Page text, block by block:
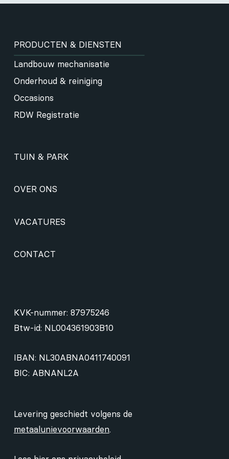
PRODUCTEN & DIENSTEN
Landbouw mechanisatie
Onderhoud & reiniging
Occasions
RDW Registratie
TUIN & PARK
OVER ONS
VACATURES
CONTACT
KVK-nummer: 87975246
Btw-id: NL004361903B10
IBAN: NL30ABNA0411740091
BIC: ABNANL2A
Levering geschiedt volgens de
metaalunievoorwaarden.